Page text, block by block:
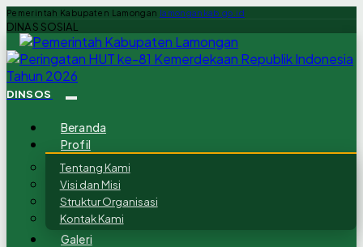
Pemerintah Kabupaten Lamongan lamongankab.go.id
DINAS SOSIAL
DINSOS
Beranda
Profil
Tentang Kami
Visi dan Misi
Struktur Organisasi
Kontak Kami
Galeri